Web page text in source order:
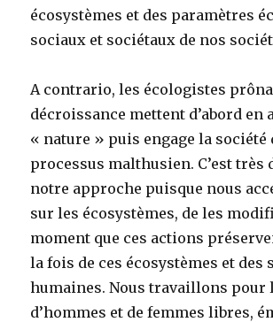
écosystèmes et des paramètres
sociaux et sociétaux de nos
A contrario, les écologistes
décroissance mettent d’abord en
« nature » puis engage la société
processus malthusien. C’est très
notre approche puisque nous
sur les écosystèmes, de les
moment que ces actions
la fois de ces écosystèmes et des
humaines. Nous travaillons pour
d’hommes et de femmes libres,